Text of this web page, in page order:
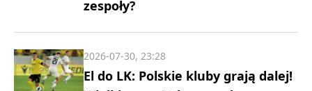
zespoły?
El do LK: Polskie kluby grają dalej!
2026-07-30, 23:28